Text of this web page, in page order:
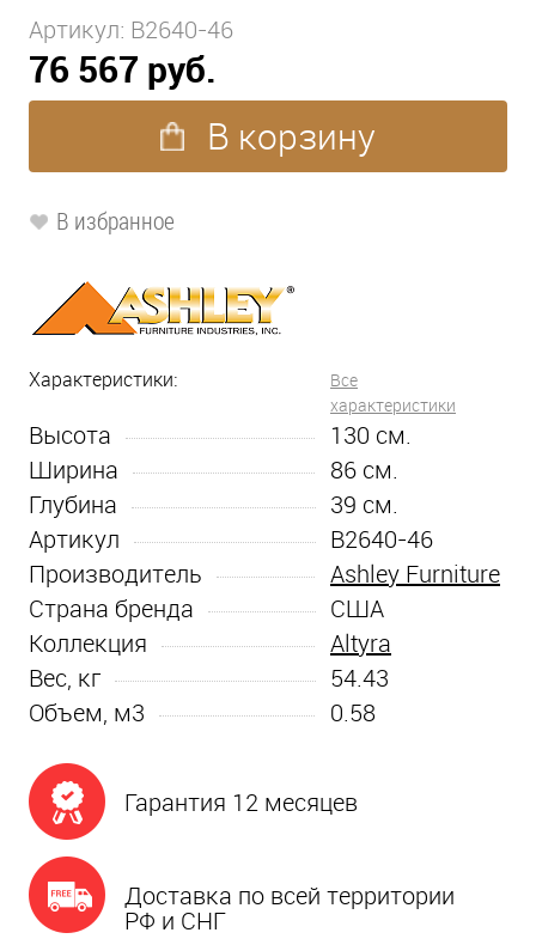
Артикул: B2640-46
76 567 руб.
В корзину
В избранное
Характеристики:
Все
характеристики
Высота 130 см.
Ширина
86 см.
Глубина
39 см.
Артикул
B2640-46
Производитель
Ashley Furniture
Страна бренда
США
Коллекция
Altyra
Вес, кг
54.43
Объем, м3
0.58
Гарантия 12 месяцев
Доставка по всей территории
РФ и СНГ